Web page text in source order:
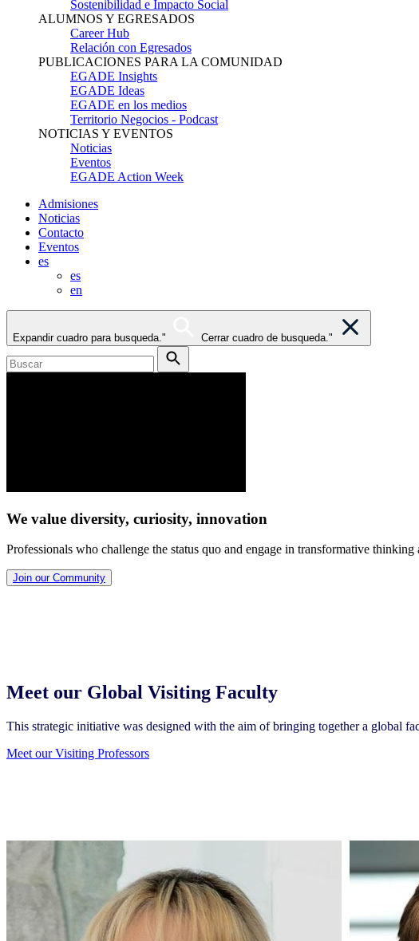
Sostenibilidad e Impacto Social
ALUMNOS Y EGRESADOS
Career Hub
Relación con Egresados
PUBLICACIONES PARA LA COMUNIDAD
EGADE Insights
EGADE Ideas
EGADE en los medios
Territorio Negocios - Podcast
NOTICIAS Y EVENTOS
Noticias
Eventos
EGADE Action Week
Admisiones
Noticias
Contacto
Eventos
es
es
en
Expandir cuadro para busqueda." Cerrar cuadro de busqueda."
We value diversity, curiosity, innovation
Professionals who challenge the status quo and engage in transformative
Join our Community
Meet our Global Visiting Faculty
This strategic initiative was designed with the aim of bringing together a global
Meet our Visiting Professors